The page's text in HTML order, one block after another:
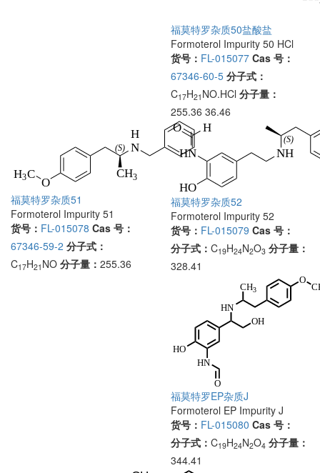
福莫特罗杂质50盐酸盐
Formoterol Impurity 50 HCl
货号： FL-015077 Cas 号：
67346-60-5 分子式：
C17H21 NO.HCl 分子量：
255.36 36.46
福莫特罗杂质51
Formoterol Impurity 51
货号： FL-015078 Cas 号：
67346-59-2 分子式：
C17H21 NO 分子量： 255.36
福莫特罗杂质52
Formoterol Impurity 52
货号： FL-015079 Cas 号：
分子式： C19H24N2O3 分子量：
328.41
福莫特罗EP杂质J
Formoterol EP Impurity J
货号： FL-015080 Cas 号：
分子式： C19H24N2O4 分子量：
344.41